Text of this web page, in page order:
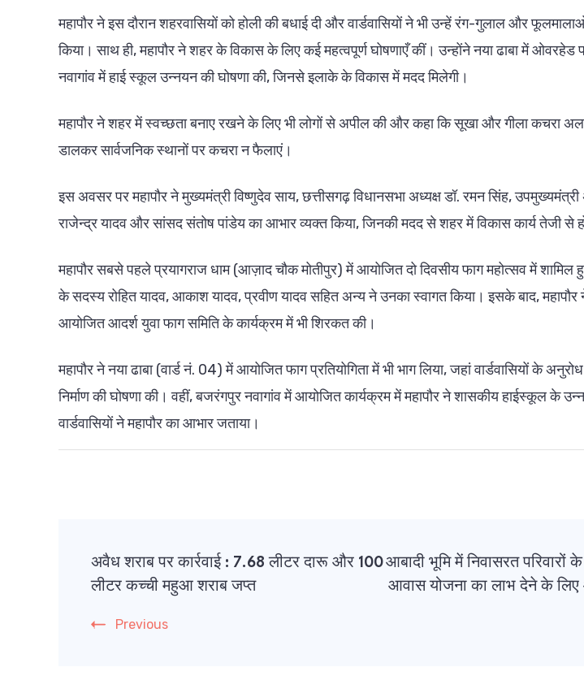
महापौर ने इस दौरान शहरवासियों को होली की बधाई दी और वार्डवासियों ने भी उन्हें रंग-गुलाल और
किया। साथ ही, महापौर ने शहर के विकास के लिए कई महत्वपूर्ण घोषणाएँ कीं। उन्होंने नया ढाबा में ओवरहेड
नवागांव में हाई स्कूल उन्नयन की घोषणा की, जिनसे इलाके के विकास में मदद मिलेगी।
महापौर ने शहर में स्वच्छता बनाए रखने के लिए भी लोगों से अपील की और कहा कि सूखा और गीला कचरा
डालकर सार्वजनिक स्थानों पर कचरा न फैलाएं।
इस अवसर पर महापौर ने मुख्यमंत्री विष्णुदेव साय, छत्तीसगढ़ विधानसभा अध्यक्ष डॉ. रमन सिंह, उपमुख्यमंत्री
राजेन्द्र यादव और सांसद संतोष पांडेय का आभार व्यक्त किया, जिनकी मदद से शहर में विकास कार्य तेजी से
महापौर सबसे पहले प्रयागराज धाम (आज़ाद चौक मोतीपुर) में आयोजित दो दिवसीय फाग महोत्सव में शामिल
के सदस्य रोहित यादव, आकाश यादव, प्रवीण यादव सहित अन्य ने उनका स्वागत किया। इसके बाद,
आयोजित आदर्श युवा फाग समिति के कार्यक्रम में भी शिरकत की।
महापौर ने नया ढाबा (वार्ड नं. 04) में आयोजित फाग प्रतियोगिता में भी भाग लिया, जहां वार्डवासियों के
निर्माण की घोषणा की। वहीं, बजरंगपुर नवागांव में आयोजित कार्यक्रम में महापौर ने शासकीय हाईस्कूल के
वार्डवासियों ने महापौर का आभार जताया।
Navigation
अवैध शराब पर कार्रवाई : 7.68 लीटर दारू और 100
लीटर कच्ची महुआ शराब जप्त
Previous
आबादी भूमि में निवासरत परिवारों
आवास योजना का लाभ देने के